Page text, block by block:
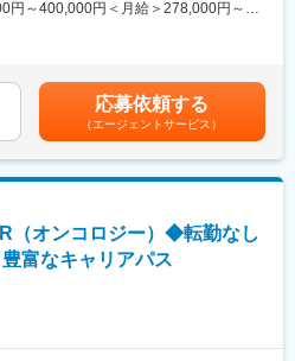
が近く相談しやすい雰囲気です。
ト充実
専門性を高めるプロフェッショナル
へのステップアップが可能。希望に応
択できます。
…歯科用CAD／CAMシステム
像化したものから、歯と同じ色をしたセ
円～400,000円＜月給＞278,000円～
り、選考を通じて上下する可能性があ
手当を含めた表記です。
応募依頼する
（エージェントサービス）
（オンコロジー）◆転勤なし
富なキャリアパス